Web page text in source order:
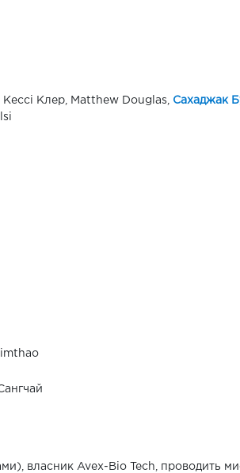
, Кессі Клер, Matthew Douglas, Сахаджак
власник Avex-Bio Tech, проводить